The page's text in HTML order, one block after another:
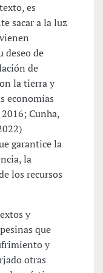
es
sacar a la luz
deseo de
de
la tierra y
economías
Cunha,
garantice la
la
los recursos
y
que
y
otras